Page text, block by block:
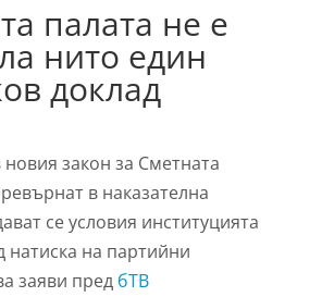
палата не е
нито един
доклад
закон за Сметната
в наказателна
се условия институцията
натиска на партийни
заяви пред бТВ